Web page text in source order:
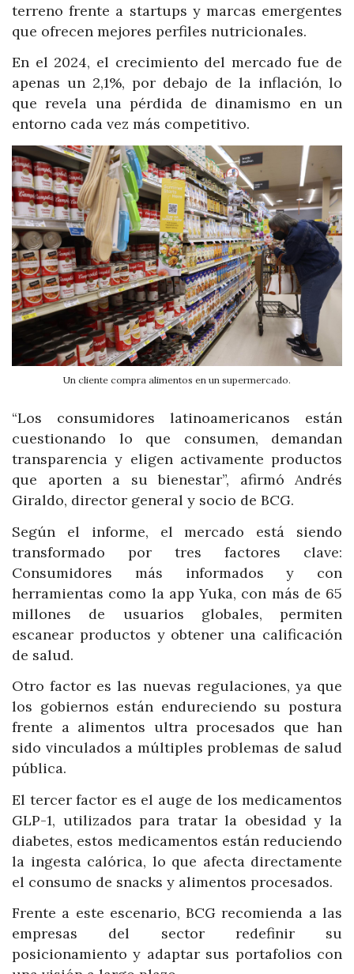
terreno frente a startups y marcas emergentes
que ofrecen mejores perfiles nutricionales.
En el 2024, el crecimiento del mercado fue de
apenas un 2,1%, por debajo de la inflación, lo
que revela una pérdida de dinamismo en un
entorno cada vez más competitivo.
Un cliente compra alimentos en un supermercado.
“Los consumidores latinoamericanos están
cuestionando lo que consumen, demandan
transparencia y eligen activamente productos
que aporten a su bienestar”, afirmó Andrés
Giraldo, director general y socio de BCG.
Según el informe, el mercado está siendo
transformado por tres factores clave:
Consumidores más informados y con
herramientas como la app Yuka, con más de 65
millones de usuarios globales, permiten
escanear productos y obtener una calificación
de salud.
Otro factor es las nuevas regulaciones, ya que
los gobiernos están endureciendo su postura
frente a alimentos ultra procesados que han
sido vinculados a múltiples problemas de salud
pública.
El tercer factor es el auge de los medicamentos
GLP-1, utilizados para tratar la obesidad y la
diabetes, estos medicamentos están reduciendo
la ingesta calórica, lo que afecta directamente
el consumo de snacks y alimentos procesados.
Frente a este escenario, BCG recomienda a las
empresas del sector redefinir su
posicionamiento y adaptar sus portafolios con